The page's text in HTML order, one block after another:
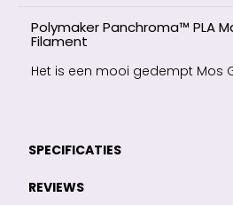
Polymaker Panchroma™ PLA
Filament
Het is een mooi gedempt Mos
SPECIFICATIES
REVIEWS